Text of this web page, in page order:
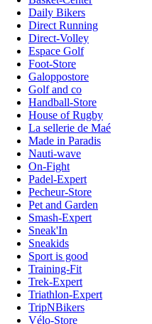
Daily Bikers
Direct Running
Direct-Volley
Espace Golf
Foot-Store
Galoppostore
Golf and co
Handball-Store
House of Rugby
La sellerie de Maé
Made in Paradis
Nauti-wave
On-Fight
Padel-Expert
Pecheur-Store
Pet and Garden
Smash-Expert
Sneak'In
Sneakids
Sport is good
Training-Fit
Trek-Expert
Triathlon-Expert
TripNBikers
Vélo-Store